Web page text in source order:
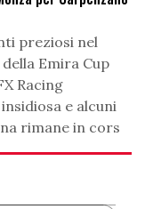
preziosi nel
Emira Cup
Racing
e alcuni
rimane in cors